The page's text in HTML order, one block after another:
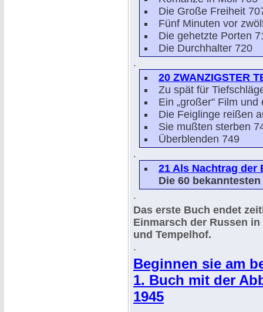
Die Große Freiheit
Fünf Minuten vor
Die gehetzte Porten
Die Durchhalter 720
.
20 ZWANZIGSTER
Zu spät für
Ein „großer" Film und
Die Feiglinge reißen
Sie mußten sterben
Überblenden 749
.
21 Als Nachtrag der
Die 60
.
Das erste Buch endet
Einmarsch der Russen
und Tempelhof.
.
Beginnen sie am
1. Buch mit der
1945